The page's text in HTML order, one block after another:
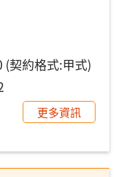
(契約格式:甲式)
更多資訊